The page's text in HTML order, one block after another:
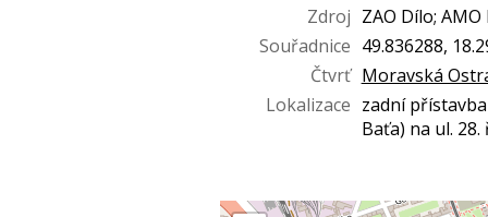
Zdroj ZAO Dílo; AMO
Souřadnice 49.836288,
Čtvrť Moravská
Lokalizace zadní
Baťa) na ul. 28.